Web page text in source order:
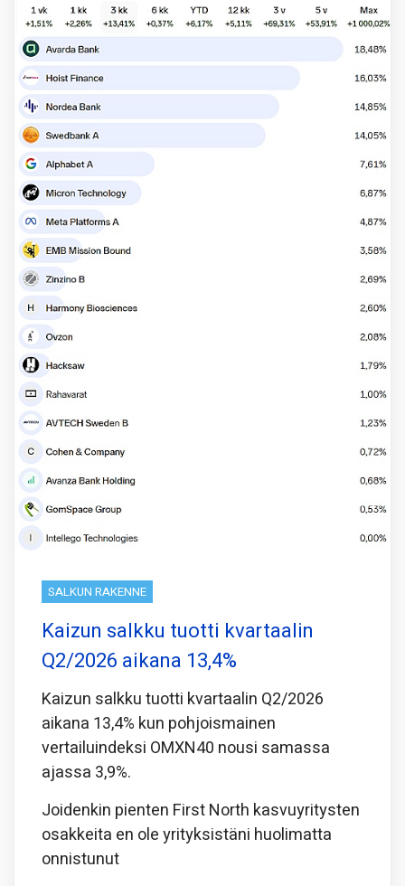
SALKUN RAKENNE
Kaizun salkku tuotti kvartaalin
Q2/2026 aikana 13,4%
Kaizun salkku tuotti kvartaalin Q2/2026
aikana 13,4% kun pohjoismainen
vertailuindeksi OMXN40 nousi samassa
ajassa 3,9%.
Joidenkin pienten First North kasvuyritysten
osakkeita en ole yrityksistäni huolimatta
onnistunut